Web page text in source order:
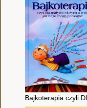
Bajkoterapia czyli